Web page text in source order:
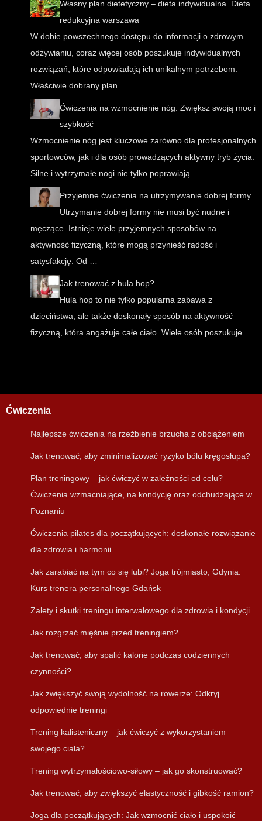
Własny plan dietetyczny – dieta indywidualna. Dieta
redukcyjna warszawa
W dobie powszechnego dostępu do informacji o zdrowym
odżywianiu, coraz więcej osób poszukuje indywidualnych
rozwiązań, które odpowiadają ich unikalnym potrzebom.
Właściwie dobrany plan …
Ćwiczenia na wzmocnienie nóg: Zwiększ swoją moc i
szybkość
Wzmocnienie nóg jest kluczowe zarówno dla profesjonalnych
sportowców, jak i dla osób prowadzących aktywny tryb życia.
Silne i wytrzymałe nogi nie tylko poprawiają …
Przyjemne ćwiczenia na utrzymywanie dobrej formy
Utrzymanie dobrej formy nie musi być nudne i
męczące. Istnieje wiele przyjemnych sposobów na
aktywność fizyczną, które mogą przynieść radość i
satysfakcję. Od …
Jak trenować z hula hop?
Hula hop to nie tylko popularna zabawa z
dzieciństwa, ale także doskonały sposób na aktywność
fizyczną, która angażuje całe ciało. Wiele osób poszukuje …
Ćwiczenia
Najlepsze ćwiczenia na rzeźbienie brzucha z obciążeniem
Jak trenować, aby zminimalizować ryzyko bólu kręgosłupa?
Plan treningowy – jak ćwiczyć w zależności od celu?
Ćwiczenia wzmacniające, na kondycję oraz odchudzające w
Poznaniu
Ćwiczenia pilates dla początkujących: doskonałe rozwiązanie
dla zdrowia i harmonii
Jak zarabiać na tym co się lubi? Joga trójmiasto, Gdynia.
Kurs trenera personalnego Gdańsk
Zalety i skutki treningu interwałowego dla zdrowia i kondycji
Jak rozgrzać mięśnie przed treningiem?
Jak trenować, aby spalić kalorie podczas codziennych
czynności?
Jak zwiększyć swoją wydolność na rowerze: Odkryj
odpowiednie treningi
Trening kalisteniczny – jak ćwiczyć z wykorzystaniem
swojego ciała?
Trening wytrzymałościowo-siłowy – jak go skonstruować?
Jak trenować, aby zwiększyć elastyczność i gibkość ramion?
Joga dla początkujących: Jak wzmocnić ciało i uspokoić